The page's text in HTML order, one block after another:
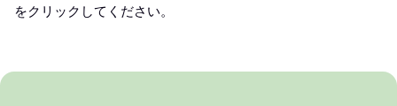
をクリックしてください。